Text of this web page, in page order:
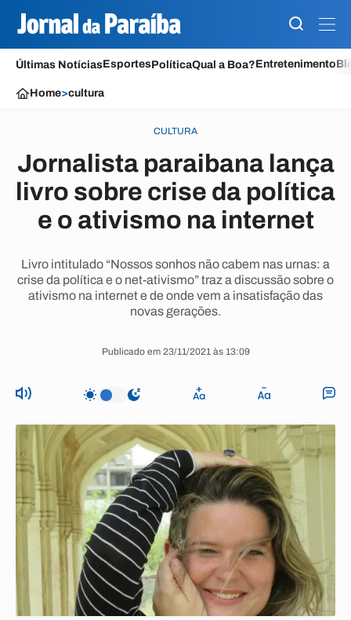
Últimas NotíciasEsportesPolíticaQual a Boa?Entretenimento
Home>cultura
CULTURA
Jornalista paraibana lança
livro sobre crise da política
e o ativismo na internet
Livro intitulado “Nossos sonhos não cabem nas urnas: a
crise da política e o net-ativismo” traz a discussão sobre o
ativismo na internet e de onde vem a insatisfação das
novas gerações.
Publicado em 23/11/2021 às 13:09